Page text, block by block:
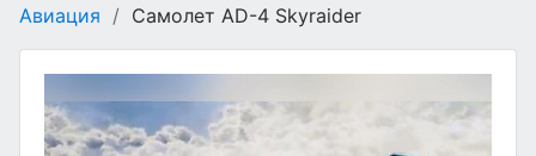
Авиация / Самолет AD-4 Skyraider